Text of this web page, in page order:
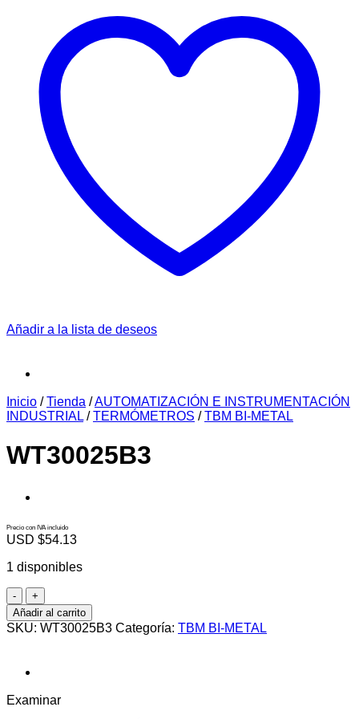
Añadir a la lista de deseos
Inicio / Tienda /AUTOMATIZACIÓN E INSTRUMENTACIÓN
INDUSTRIAL / TERMÓMETROS / TBM BI-METAL
WT30025B3
Precio con IVA incluido
USD $54.13
1 disponibles
WT30025B3
cantidad
Añadir al carrito
SKU: WT30025B3 Categoría: TBM BI-METAL
Examinar